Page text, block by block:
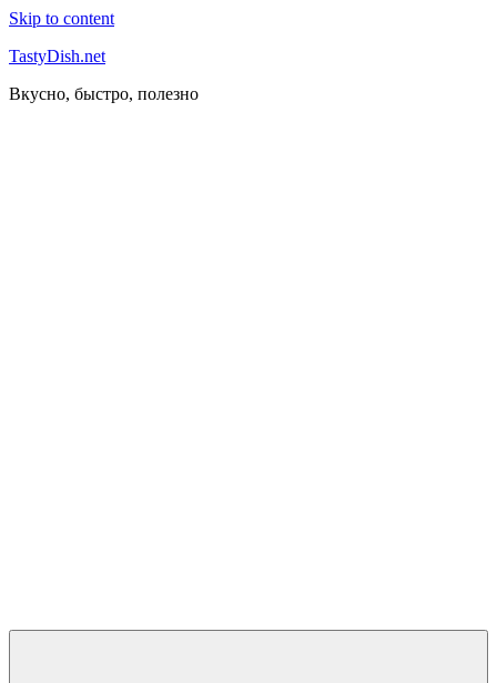
Skip to content
TastyDish.net
Вкусно, быстро, полезно